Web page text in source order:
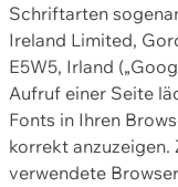
Schriftarten
Ireland Limited,
E5W5, Irland
Aufruf einer Seite
Fonts in Ihren
korrekt anzuzeigen.
verwendete